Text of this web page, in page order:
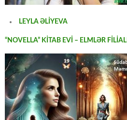
LEYLA ƏLİYEVA
“NOVELLA” KİTAB EVİ – ELMLƏR FİLİALI